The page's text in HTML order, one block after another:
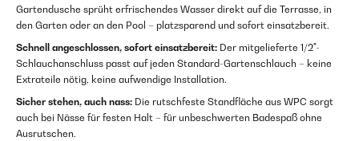
Gartendusche sprüht erfrischendes Wasser direkt auf die Terrasse, in
den Garten oder an den Pool – platzsparend und sofort einsatzbereit.
Schnell angeschlossen, sofort einsatzbereit: Der mitgelieferte 1/2"-
Schlauchanschluss passt auf jeden Standard-Gartenschlauch – keine
Extrateile nötig, keine aufwendige Installation.
Sicher stehen, auch nass: Die rutschfeste Standfläche aus WPC sorgt
auch bei Nässe für festen Halt – für unbeschwerten Badespaß ohne
Ausrutschen.